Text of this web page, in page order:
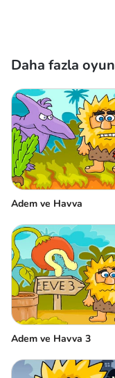
Daha fazla oyun
Adem ve Havva
Adem ve Havva 3